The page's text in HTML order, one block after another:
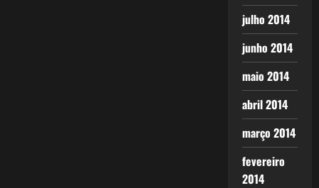
julho 2014
junho 2014
maio 2014
abril 2014
março 2014
fevereiro
2014